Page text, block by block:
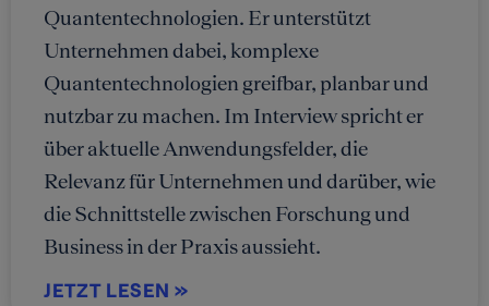
Quantentechnologien. Er unterstützt
Unternehmen dabei, komplexe
Quantentechnologien greifbar, planbar und
nutzbar zu machen. Im Interview spricht er
über aktuelle Anwendungsfelder, die
Relevanz für Unternehmen und darüber, wie
die Schnittstelle zwischen Forschung und
Business in der Praxis aussieht.
JETZT LESEN »